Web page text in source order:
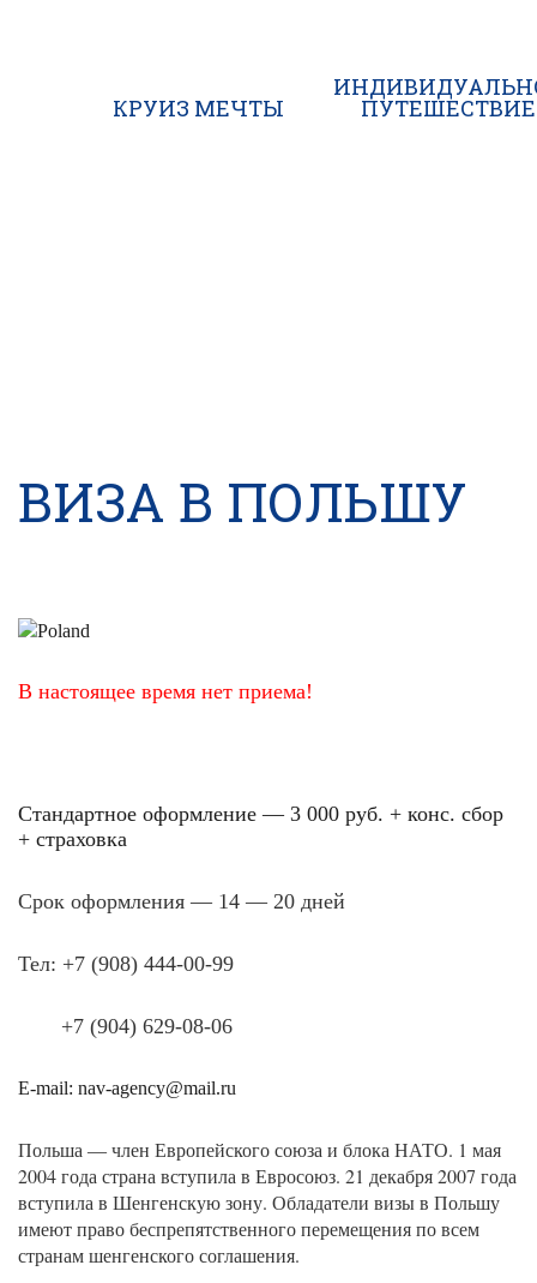
КРУИЗ МЕЧТЫ ПУТЕШЕСТВИЕ
ВИЗА В ПОЛЬШУ
В настоящее время нет приема!
Стандартное оформление — 3 000 руб. + конс. сбор
+ страховка
Срок оформления — 14 — 20 дней
Тел: +7 (908) 444-00-99
+7 (904) 629-08-06
E-mail: nav-agency@mail.ru
Польша — член Европейского союза и блока НАТО. 1 мая
2004 года страна вступила в Евросоюз. 21 декабря 2007 года
вступила в Шенгенскую зону. Обладатели визы в Польшу
имеют право беспрепятственного перемещения по всем
странам шенгенского соглашения.